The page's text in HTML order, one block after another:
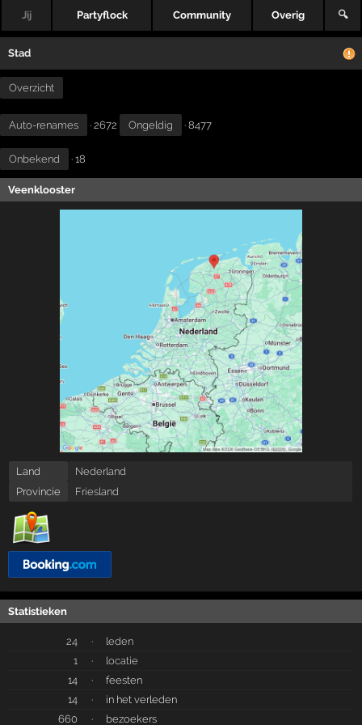
Jij Partyflock Community Overig 🔍
Stad
Overzicht
Auto-renames · 2672 Ongeldig · 8477
Onbekend · 18
Veenklooster
Land
Nederland
Provincie
Friesland
Statistieken
24 ·
leden
1
·
locatie
14
·
feesten
14
·
in het verleden
660
· bezoekers